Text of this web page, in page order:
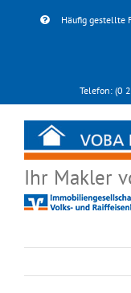
Häufig gestellte
Telefon: (0
Ihr Makler